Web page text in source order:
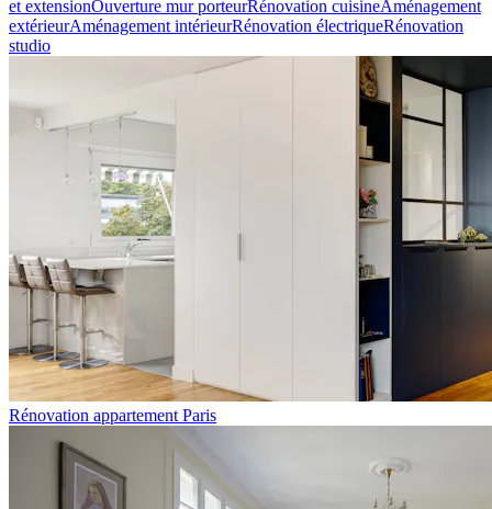
et extensionOuverture mur porteurRénovation cuisineAménagement
extérieurAménagement intérieurRénovation électriqueRénovation
studio
Rénovation appartement Paris